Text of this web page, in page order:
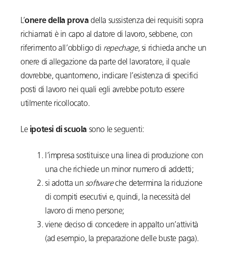
L’onere della provadella sussistenza dei requisiti sopra
richiamati è in capo al datore di lavoro, sebbene, con
riferimento all’obbligo di repechage, si richieda anche un
onere di allegazione da parte del lavoratore, il quale
dovrebbe, quantomeno, indicare l’esistenza di specifici
posti di lavoro nei quali egli avrebbe potuto essere
utilmente ricollocato.
Le ipotesi di scuola sono le seguenti:
l’impresa sostituisce una linea di produzione con
una che richiede un minor numero di addetti;
si adotta un softwareche determina la riduzione
di compiti esecutivi e, quindi, la necessità del
lavoro di meno persone;
viene deciso di concedere in appalto un’attività
(ad esempio, la preparazione delle buste paga).